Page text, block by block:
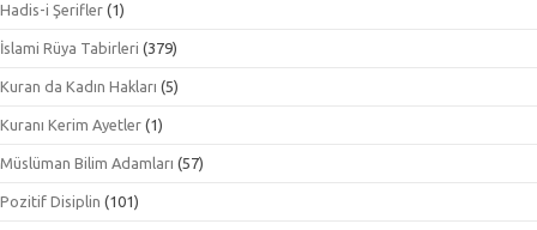
Hadis-i Şerifler (1)
İslami Rüya Tabirleri (379)
Kuran da Kadın Hakları (5)
Kuranı Kerim Ayetler (1)
Müslüman Bilim Adamları (57)
Pozitif Disiplin (101)